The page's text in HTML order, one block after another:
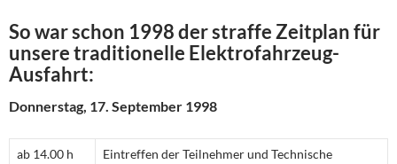
So war schon 1998 der straffe Zeitplan für
unsere traditionelle Elektrofahrzeug-
Ausfahrt:
Donnerstag, 17. September 1998
ab 14.00 h
Eintreffen der Teilnehmer und Technische